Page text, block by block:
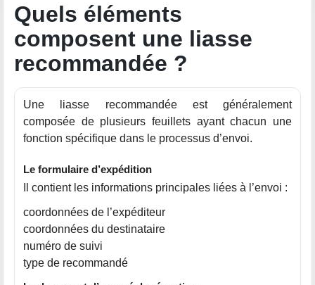
Quels éléments
composent une liasse
recommandée ?
Une liasse recommandée est généralement
composée de plusieurs feuillets ayant chacun une
fonction spécifique dans le processus d’envoi.
Le formulaire d’expédition
Il contient les informations principales liées à l’envoi :
coordonnées de l’expéditeur
coordonnées du destinataire
numéro de suivi
type de recommandé